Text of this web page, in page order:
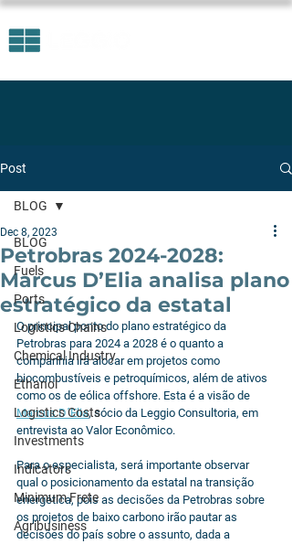
Post
BLOG
Fuels
Ports
Logistics Chains
Chemical Industry
Ethanol
Logistics Costs
Investments
Indicators
Minimum Frete
Agribusiness
BLOG
Petrobras 2024-2028:
Marcus D’Elia analisa plano
estratégico da estatal
Dec 8, 2023
O principal ponto do plano estratégico da
Petrobras para 2024 a 2028 é o quanto a
companhia irá alocar em projetos como
biocombustíveis e petroquímicos, além de ativos
como os de eólica offshore. Esta é a visão de
Marcus D´Elia, sócio da Leggio Consultoria, em
entrevista ao Valor Econômico.
Para o especialista, será importante observar
qual o posicionamento da estatal na transição
energética, pois as decisões da Petrobras sobre
os projetos de baixo carbono irão pautar as
decisões do país sobre o assunto, dada a